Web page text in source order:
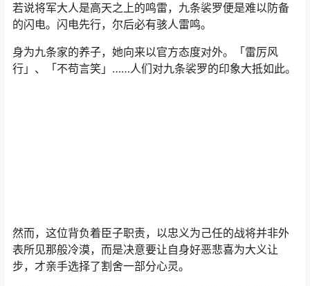
若说将军大人是高天之上的鸣雷，九条裟罗便是难以防备
的闪电。闪电先行，尔后必有骇人雷鸣。
身为九条家的养子，她向来以官方态度对外。「雷厉风
行」、「不苟言笑」……人们对九条裟罗的印象大抵如此。
然而，这位背负着臣子职责，以忠义为己任的战将并非外
表所见那般冷漠，而是决意要让自身好恶悲喜为大义让
步，才亲手选择了割舍一部分心灵。